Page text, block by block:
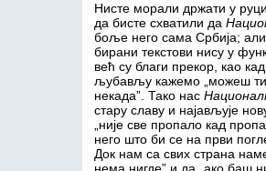
Нисте морали држати у
да бисте схватили да
боље него сама Србија;
бирани текстови нису у
већ су благи прекор, као
љубављу кажемо „можеш
некада”. Тако нас
стару славу и најављује
„није све пропало кад
него што би се на први
Док нам са свих страна